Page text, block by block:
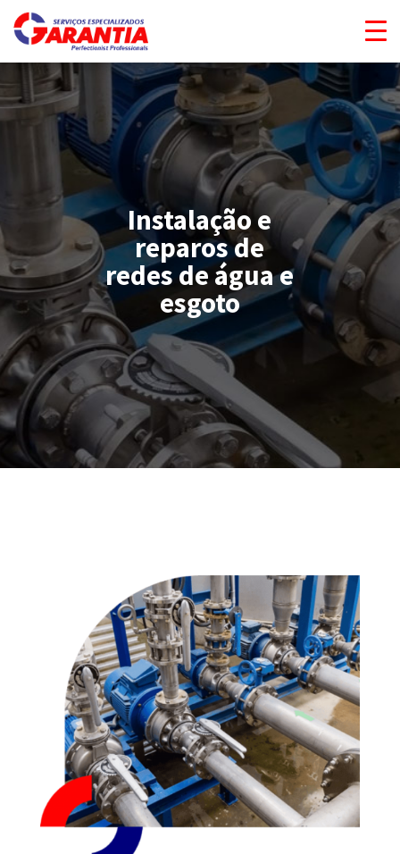
Instalação e
reparos de
redes de água e
esgoto